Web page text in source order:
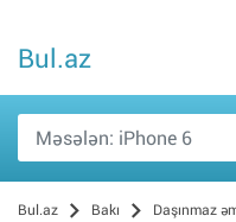
Bul.az
Bul.az Bakı Daşınmaz